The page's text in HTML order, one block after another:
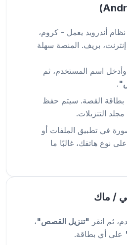
أندرويد يعمل - كروم،
بريف. المنصة سهلة
اسم المستخدم، ثم
.
بطاقة القصة. سيتم حفظ
التنزيلات.
في تطبيق الملفات أو
نوع هاتفك، غالبًا ما
/ ماك
ثم انقر "تنزيل القصص"،
على أي بطاقة.